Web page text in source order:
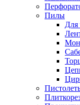
Пилы
Для